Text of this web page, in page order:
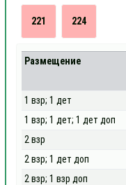
221 224
Размещение
1 взр; 1 дет
1 взр; 1 дет; 1 дет доп
2 взр
2 взр; 1 дет доп
2 взр; 1 взр доп